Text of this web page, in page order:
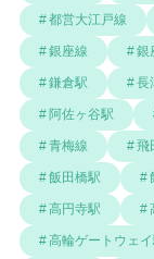
都営大江戸線
銀座線 銀
鎌倉駅 長
阿佐ヶ谷駅
青梅線 飛
飯田橋駅
高円寺駅
高輪ゲートウェ